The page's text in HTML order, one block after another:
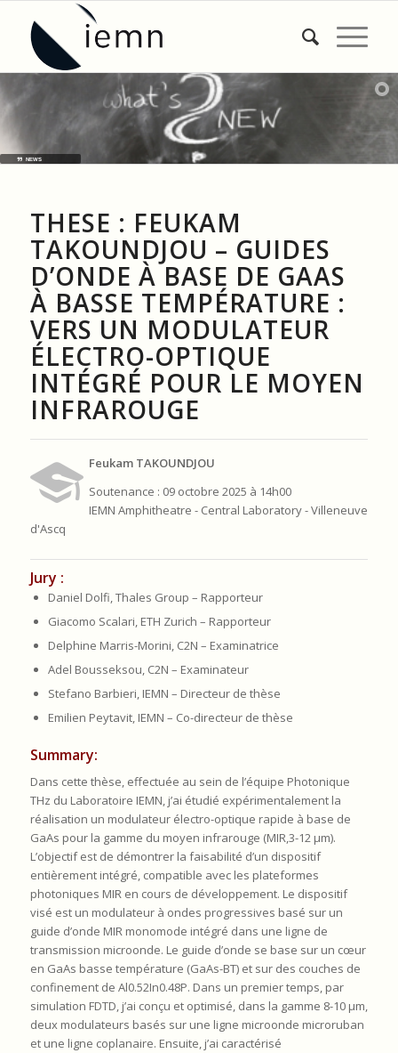
NEWS
THESE : FEUKAM
TAKOUNDJOU – GUIDES
D’ONDE À BASE DE GAAS
À BASSE TEMPÉRATURE :
VERS UN MODULATEUR
ÉLECTRO-OPTIQUE
INTÉGRÉ POUR LE MOYEN
INFRAROUGE
Feukam TAKOUNDJOU
Soutenance : 09 octobre 2025 à 14h00
IEMN Amphitheatre - Central Laboratory - Villeneuve
d'Ascq
Jury :
Daniel Dolfi, Thales Group – Rapporteur
Giacomo Scalari, ETH Zurich – Rapporteur
Delphine Marris-Morini, C2N – Examinatrice
Adel Bousseksou, C2N – Examinateur
Stefano Barbieri, IEMN – Directeur de thèse
Emilien Peytavit, IEMN – Co-directeur de thèse
Summary:
Dans cette thèse, effectuée au sein de l’équipe Photonique
THz du Laboratoire IEMN, j’ai étudié expérimentalement la
réalisation un modulateur électro-optique rapide à base de
GaAs pour la gamme du moyen infrarouge (MIR,3-12 μm).
L’objectif est de démontrer la faisabilité d’un dispositif
entièrement intégré, compatible avec les plateformes
photoniques MIR en cours de développement. Le dispositif
visé est un modulateur à ondes progressives basé sur un
guide d’onde MIR monomode intégré dans une ligne de
transmission microonde. Le guide d’onde se base sur un cœur
en GaAs basse température (GaAs-BT) et sur des couches de
confinement de Al0.52In0.48P. Dans un premier temps, par
simulation FDTD, j’ai conçu et optimisé, dans la gamme 8-10 µm,
deux modulateurs basés sur une ligne microonde microruban
et une ligne coplanaire. Ensuite, j’ai caractérisé